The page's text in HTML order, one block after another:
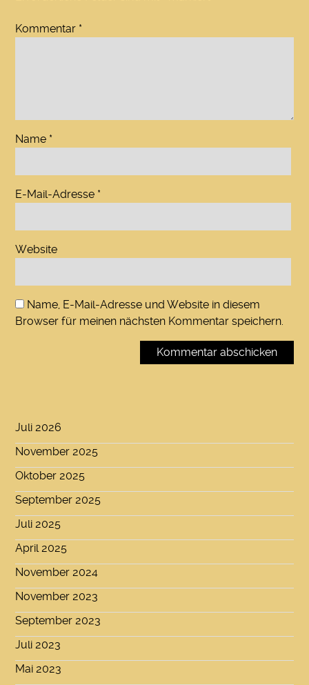
Kommentar *
Name *
E-Mail-Adresse *
Website
Name, E-Mail-Adresse und Website in diesem
Browser für meinen nächsten Kommentar speichern.
Juli 2026
November 2025
Oktober 2025
September 2025
Juli 2025
April 2025
November 2024
November 2023
September 2023
Juli 2023
Mai 2023